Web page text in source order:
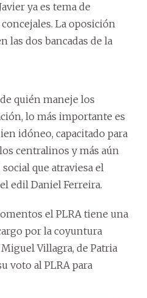
ya es tema de
La oposición
las dos bancadas de la
quién maneje los
lo más importante es
idóneo, capacitado para
centralinos y más aún
que atraviesa el
edil Daniel Ferreira.
el PLRA tiene una
por la coyuntura
Villagra, de Patria
voto al PLRA para